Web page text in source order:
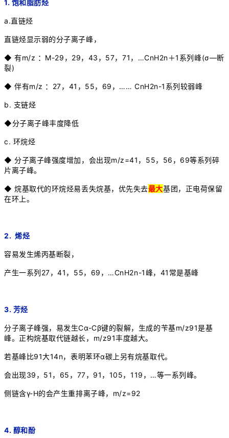
1. 饱和脂肪烃
a.直链烃
直链烃显示弱的分子离子峰，
◆ 有m/z ：M-29，29，43，57，71，…CnH2n＋1系列峰(σ—断
裂)
◆ 伴有m/z ：27，41，55，69，…… CnH2n-1系列较弱峰
b. 支链烃
◆分子离子峰丰度降低
c. 环烷烃
◆ 分子离子峰强度增加，会出现m/z=41，55，56，69等系列碎
片离子峰。
◆ 烷基取代的环烷烃易丢失烷基，优先失去最大基团，正电荷保留
在环上。
2. 烯烃
容易发生烯丙基断裂，
产生一系列27，41，55，69，…CnH2n-1峰，41常是基峰
3. 芳烃
分子离子峰强，易发生Cα-Cβ键的裂解，生成的苄基m/z91是基
峰。正构烷基取代链越长，m/z91丰度越大。
若基峰比91大14n，表明苯环α碳上另有烷基取代。
会出现39，51，65，77，91，105，119，…等一系列峰。
侧链含γ-H的会产生重排离子峰，m/z=92
4. 醇和酚